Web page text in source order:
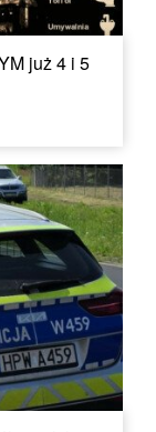
już 4 i 5